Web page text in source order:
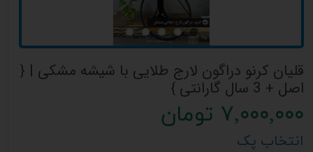
قلیان کرنو دراگون لارج طلایی با شیشه مشکی | {
اصل + 3 سال گارانتی }
۷,۰۰۰,۰۰۰ تومان
انتخاب پک